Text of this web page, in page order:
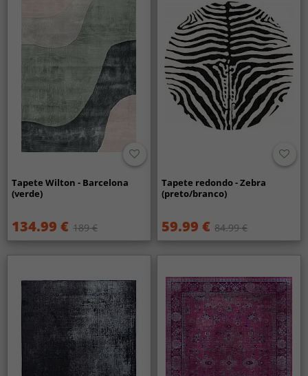
Tapete Wilton - Barcelona
(verde)
134.99 € 189 €
Tapete redondo - Zebra
(preto/branco)
59.99 € 84.99 €